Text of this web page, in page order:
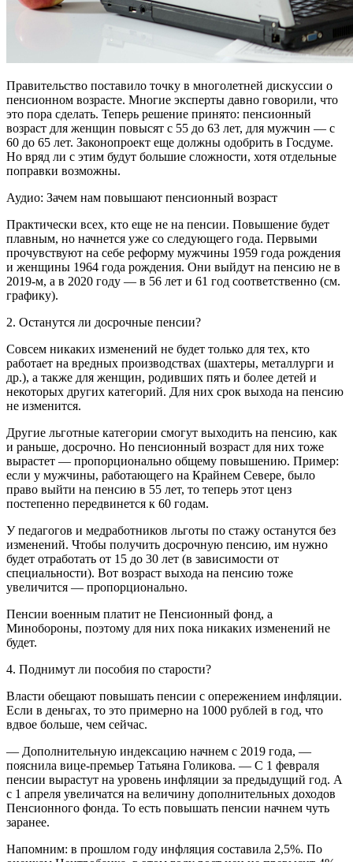
Правительство поставило точку в многолетней дискуссии о
пенсионном возрасте. Многие эксперты давно говорили, что
это пора сделать. Теперь решение принято: пенсионный
возраст для женщин повысят с 55 до 63 лет, для мужчин — с
60 до 65 лет. Законопроект еще должны одобрить в Госдуме.
Но вряд ли с этим будут большие сложности, хотя отдельные
поправки возможны.
Аудио: Зачем нам повышают пенсионный возраст
Практически всех, кто еще не на пенсии. Повышение будет
плавным, но начнется уже со следующего года. Первыми
прочувствуют на себе реформу мужчины 1959 года рождения
и женщины 1964 года рождения. Они выйдут на пенсию не в
2019-м, а в 2020 году — в 56 лет и 61 год соответственно (см.
графику).
2. Останутся ли досрочные пенсии?
Совсем никаких изменений не будет только для тех, кто
работает на вредных производствах (шахтеры, металлурги и
др.), а также для женщин, родивших пять и более детей и
некоторых других категорий. Для них срок выхода на пенсию
не изменится.
Другие льготные категории смогут выходить на пенсию, как
и раньше, досрочно. Но пенсионный возраст для них тоже
вырастет — пропорционально общему повышению. Пример:
если у мужчины, работающего на Крайнем Севере, было
право выйти на пенсию в 55 лет, то теперь этот ценз
постепенно передвинется к 60 годам.
У педагогов и медработников льготы по стажу останутся без
изменений. Чтобы получить досрочную пенсию, им нужно
будет отработать от 15 до 30 лет (в зависимости от
специальности). Вот возраст выхода на пенсию тоже
увеличится — пропорционально.
Пенсии военным платит не Пенсионный фонд, а
Минобороны, поэтому для них пока никаких изменений не
будет.
4. Поднимут ли пособия по старости?
Власти обещают повышать пенсии с опережением инфляции.
Если в деньгах, то это примерно на 1000 рублей в год, что
вдвое больше, чем сейчас.
— Дополнительную индексацию начнем с 2019 года, —
пояснила вице-премьер Татьяна Голикова. — С 1 февраля
пенсии вырастут на уровень инфляции за предыдущий год. А
с 1 апреля увеличатся на величину дополнительных доходов
Пенсионного фонда. То есть повышать пенсии начнем чуть
заранее.
Напомним: в прошлом году инфляция составила 2,5%. По